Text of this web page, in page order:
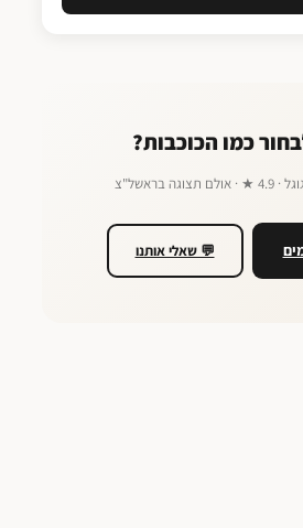
כמו הכוכבות?
💬 שאלי אותנו